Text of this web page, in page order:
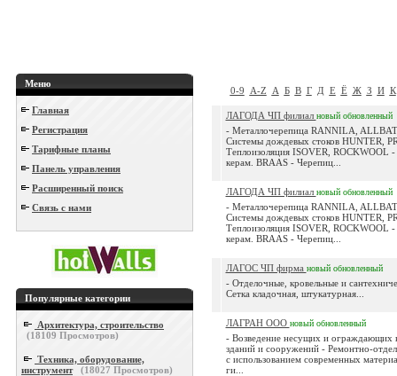
Меню
Главная
Регистрация
Тарифные планы
Панель управления
Расширенный поиск
Связь с нами
Популярные категории
Архитектура, строительство
(18109 Просмотров)
Техника, оборудование,
инструмент
(18027 Просмотров)
0-9 A-Z А Б В Г Д Е Ё Ж З И К
ЛАГОДА ЧП филиал новый обновленный
- Металлочерепица RANNILA,
Системы дождевых стоков HUNTER,
Теплоизоляция ISOVER, ROCKWOOL
керам. BRAAS - Черепиц...
ЛАГОДА ЧП филиал новый обновленный
- Металлочерепица RANNILA,
Системы дождевых стоков HUNTER,
Теплоизоляция ISOVER, ROCKWOOL
керам. BRAAS - Черепиц...
ЛАГОС ЧП фирма новый обновленный
- Отделочные, кровельные и
Сетка кладочная, штукатурная...
ЛАГРАН ООО новый обновленный
- Возведение несущих и ограждающих
зданий и сооружений - Ремонтно-
с использованием современных
ги...